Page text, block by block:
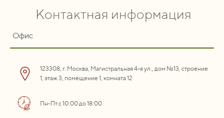
Контактная информация
Офис
123308, г. Москва, Магистральная 4-я ул., дом №13, строение
1, этаж 3, помещение 1, комната 12
Пн-Пт с 10:00 до 18:00